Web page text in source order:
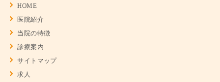
HOME
医院紹介
当院の特徴
診療案内
サイトマップ
求人